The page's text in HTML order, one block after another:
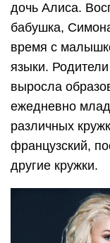
дочь Алиса.
бабушка,
время с
языки.
выросла
ежедневно
различных
французский,
другие кружки.